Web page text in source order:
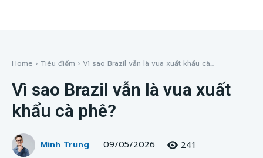
Home Tiêu điểm Vì sao Brazil vẫn là vua xuất khẩu cà...
Vì sao Brazil vẫn là vua xuất
khẩu cà phê?
Minh Trung 09/05/2026 241